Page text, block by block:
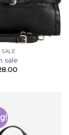
SALE
sale